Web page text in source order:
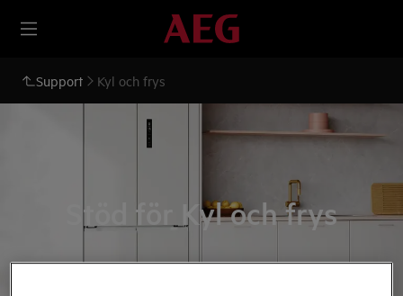
Support Kyl och frys
Stöd för Kyl och frys